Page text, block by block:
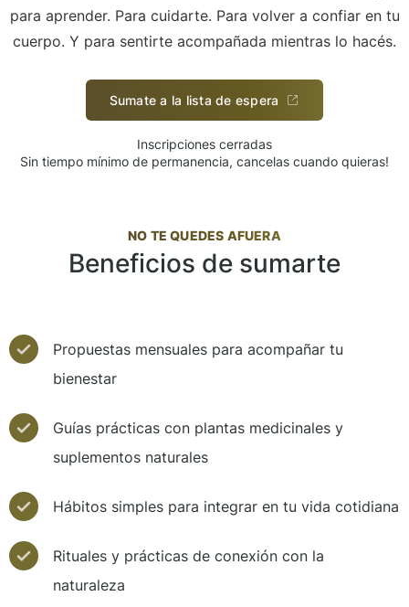
para aprender. Para cuidarte. Para volver a confiar en tu
cuerpo. Y para sentirte acompañada mientras lo hacés.
Sumate a la lista de espera
Inscripciones cerradas
Sin tiempo mínimo de permanencia, cancelas cuando quieras!
NO TE QUEDES AFUERA
Beneficios de sumarte
Propuestas mensuales para acompañar tu
bienestar
Guías prácticas con plantas medicinales y
suplementos naturales
Hábitos simples para integrar en tu vida cotidiana
Rituales y prácticas de conexión con la
naturaleza